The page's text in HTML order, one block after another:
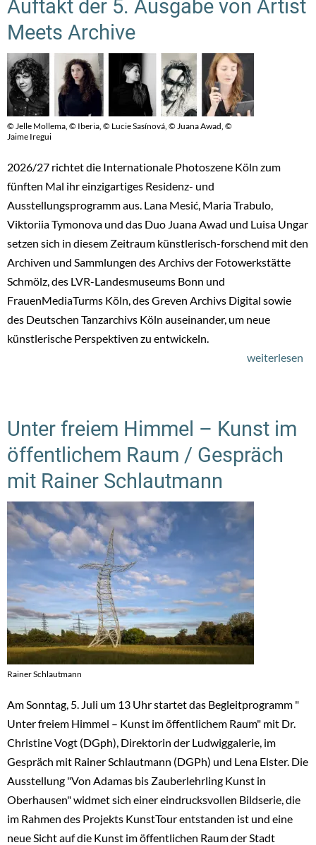
Auftakt der 5. Ausgabe von Artist
Meets Archive
© Jelle Mollema, © Iberia, © Lucie Sasínová, © Juana Awad, ©
Jaime Iregui
2026/27 richtet die Internationale Photoszene Köln zum
fünften Mal ihr einzigartiges Residenz- und
Ausstellungsprogramm aus. Lana Mesić, Maria Trabulo,
Viktoriia Tymonova und das Duo Juana Awad und Luisa Ungar
setzen sich in diesem Zeitraum künstlerisch-forschend mit den
Archiven und Sammlungen des Archivs der Fotowerkstätte
Schmölz, des LVR-Landesmuseums Bonn und
FrauenMediaTurms Köln, des Greven Archivs Digital sowie
des Deutschen Tanzarchivs Köln auseinander, um neue
künstlerische Perspektiven zu entwickeln.
weiterlesen
Unter freiem Himmel – Kunst im
öffentlichem Raum / Gespräch
mit Rainer Schlautmann
Rainer Schlautmann
Am Sonntag, 5. Juli um 13 Uhr startet das Begleitprogramm "
Unter freiem Himmel – Kunst im öffentlichem Raum" mit Dr.
Christine Vogt (DGph), Direktorin der Ludwiggalerie, im
Gespräch mit Rainer Schlautmann (DGPh) und Lena Elster. Die
Ausstellung "Von Adamas bis Zauberlehrling Kunst in
Oberhausen" widmet sich einer eindrucksvollen Bildserie, die
im Rahmen des Projekts KunstTour entstanden ist und eine
neue Sicht auf die Kunst im öffentlichen Raum der Stadt